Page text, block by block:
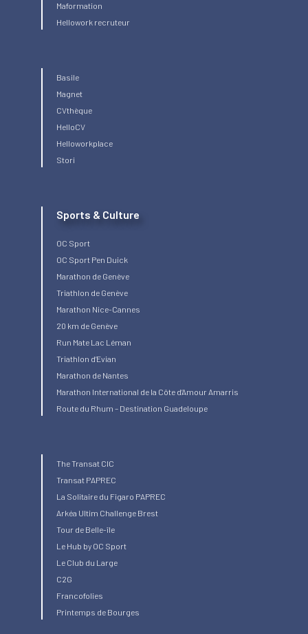
Maformation
Hellowork recruteur
Basile
Magnet
CVthèque
HelloCV
Helloworkplace
Stori
Sports & Culture
OC Sport
OC Sport Pen Duick
Marathon de Genève
Triathlon de Genève
Marathon Nice-Cannes
20 km de Genève
Run Mate Lac Léman
Triathlon d’Evian
Marathon de Nantes
Marathon International de la Côte d’Amour Amarris
Route du Rhum – Destination Guadeloupe
The Transat CIC
Transat PAPREC
La Solitaire du Figaro PAPREC
Arkéa Ultim Challenge Brest
Tour de Belle-île
Le Hub by OC Sport
Le Club du Large
C2G
Francofolies
Printemps de Bourges